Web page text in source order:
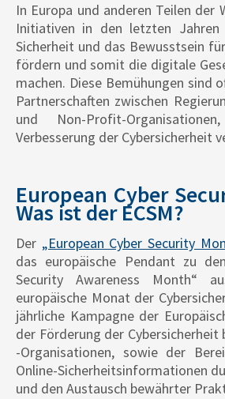
In Europa und anderen Teilen der
Initiativen in den letzten Jahren
Sicherheit und das Bewusstsein
fördern und somit die digitale
machen. Diese Bemühungen sind
Partnerschaften zwischen
und Non-Profit-
Verbesserung der Cybersicherheit
European Cyber
Was ist der ECSM?
Der „European Cyber Security
das europäische Pendant zu
Security Awareness Month“
europäische Monat der
jährliche Kampagne der
der Förderung der Cybersicherheit
-Organisationen, sowie der
Online-Sicherheitsinformationen
und den Austausch bewährter